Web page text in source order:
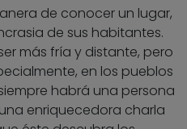
de conocer un lugar,
de sus habitantes.
más fría y distante, pero
en los pueblos
habrá una persona
enriquecedora charla